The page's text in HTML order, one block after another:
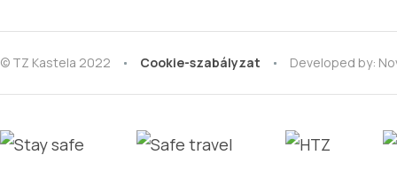
© TZ Kastela 2022 Cookie-szabályzat Developed by: